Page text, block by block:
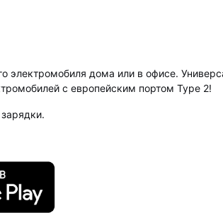
электромобиля дома или в офисе.
с европейским портом Type 2!